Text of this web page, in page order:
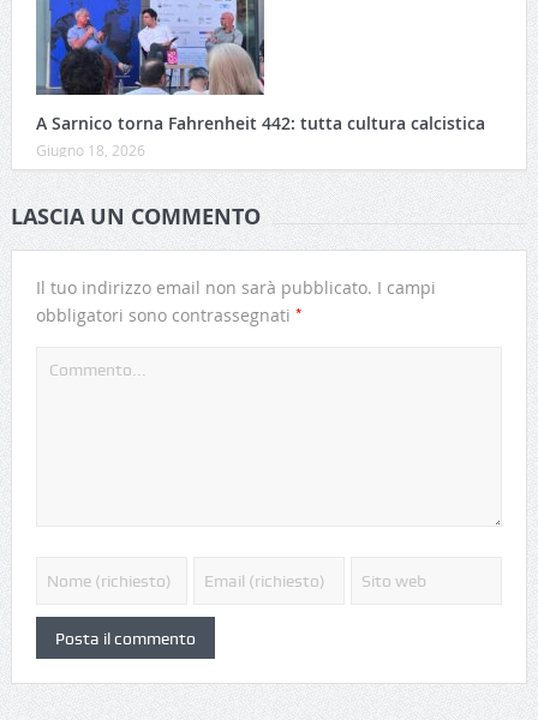
A Sarnico torna Fahrenheit 442: tutta cultura calcistica
Giugno 18, 2026
LASCIA UN COMMENTO
Il tuo indirizzo email non sarà pubblicato. I campi
obbligatori sono contrassegnati *